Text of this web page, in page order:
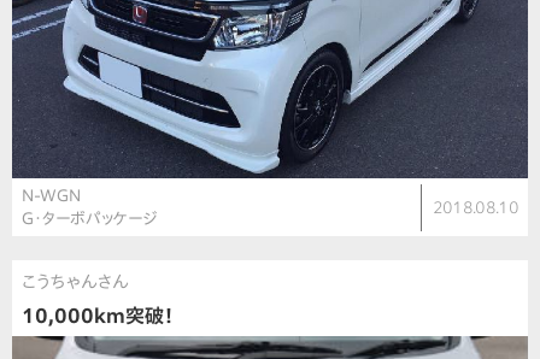
N-WGN
G・ターボパッケージ
2018.08.10
こうちゃんさん
10,000km突破！